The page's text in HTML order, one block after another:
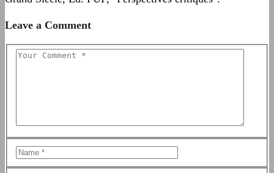
Leave a Comment